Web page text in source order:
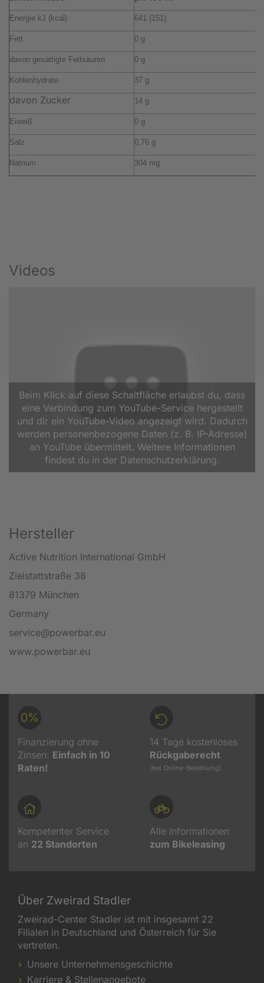
Energie kJ (kcal) 641 (151)
Fett 0 g
davon gesättigte Fettsäuren 0 g
Kohlenhydrate 37 g
davon Zucker 14 g
Eiweiß 0 g
Salz 0,76 g
Natrium 304 mg
Videos
Beim Klick auf diese Schaltfläche erlaubst du, dass
eine Verbindung zum YouTube-Service hergestellt
und dir ein YouTube-Video angezeigt wird. Dadurch
werden personenbezogene Daten (z. B. IP-Adresse)
an YouTube übermittelt. Weitere Informationen
findest du in der Datenschutzerklärung.
Hersteller
Active Nutrition International GmbH
Zielstattstraße 38
81379 München
Germany
service@powerbar.eu
www.powerbar.eu
0%
Finanzierung ohne
Zinsen: Einfach in 10
Raten!
14 Tage kostenloses
Rückgaberecht
(bei Online-Bestellung)
Kompetenter Service
an 22 Standorten
Alle Informationen
zum Bikeleasing
Über Zweirad Stadler
Zweirad-Center Stadler ist mit insgesamt 22
Filialen in Deutschland und Österreich für Sie
vertreten.
Unsere Unternehmensgeschichte
Karriere & Stellenangebote